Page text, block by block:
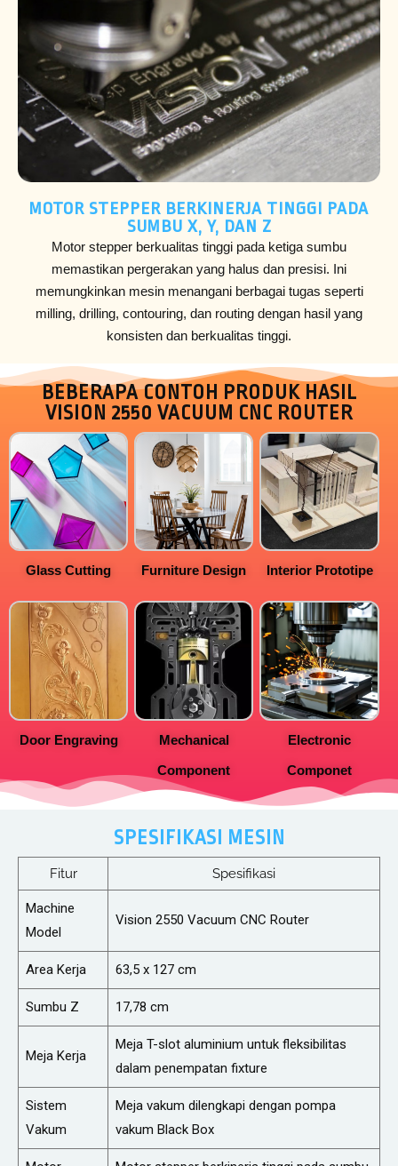
MOTOR STEPPER BERKINERJA TINGGI PADA
SUMBU X, Y, DAN Z
Motor stepper berkualitas tinggi pada ketiga sumbu
memastikan pergerakan yang halus dan presisi. Ini
memungkinkan mesin menangani berbagai tugas seperti
milling, drilling, contouring, dan routing dengan hasil yang
konsisten dan berkualitas tinggi.
BEBERAPA CONTOH PRODUK HASIL
VISION 2550 VACUUM CNC ROUTER
Glass Cutting Furniture Design Interior Prototipe
Door Engraving
Mechanical
Component
Electronic
Componet
SPESIFIKASI MESIN
Fitur Spesifikasi
Machine
Model
Vision 2550 Vacuum CNC Router
Area Kerja 63,5 x 127 cm
Sumbu Z 17,78 cm
Meja Kerja
Meja T-slot aluminium untuk fleksibilitas
dalam penempatan fixture
Sistem
Vakum
Meja vakum dilengkapi dengan pompa
vakum Black Box